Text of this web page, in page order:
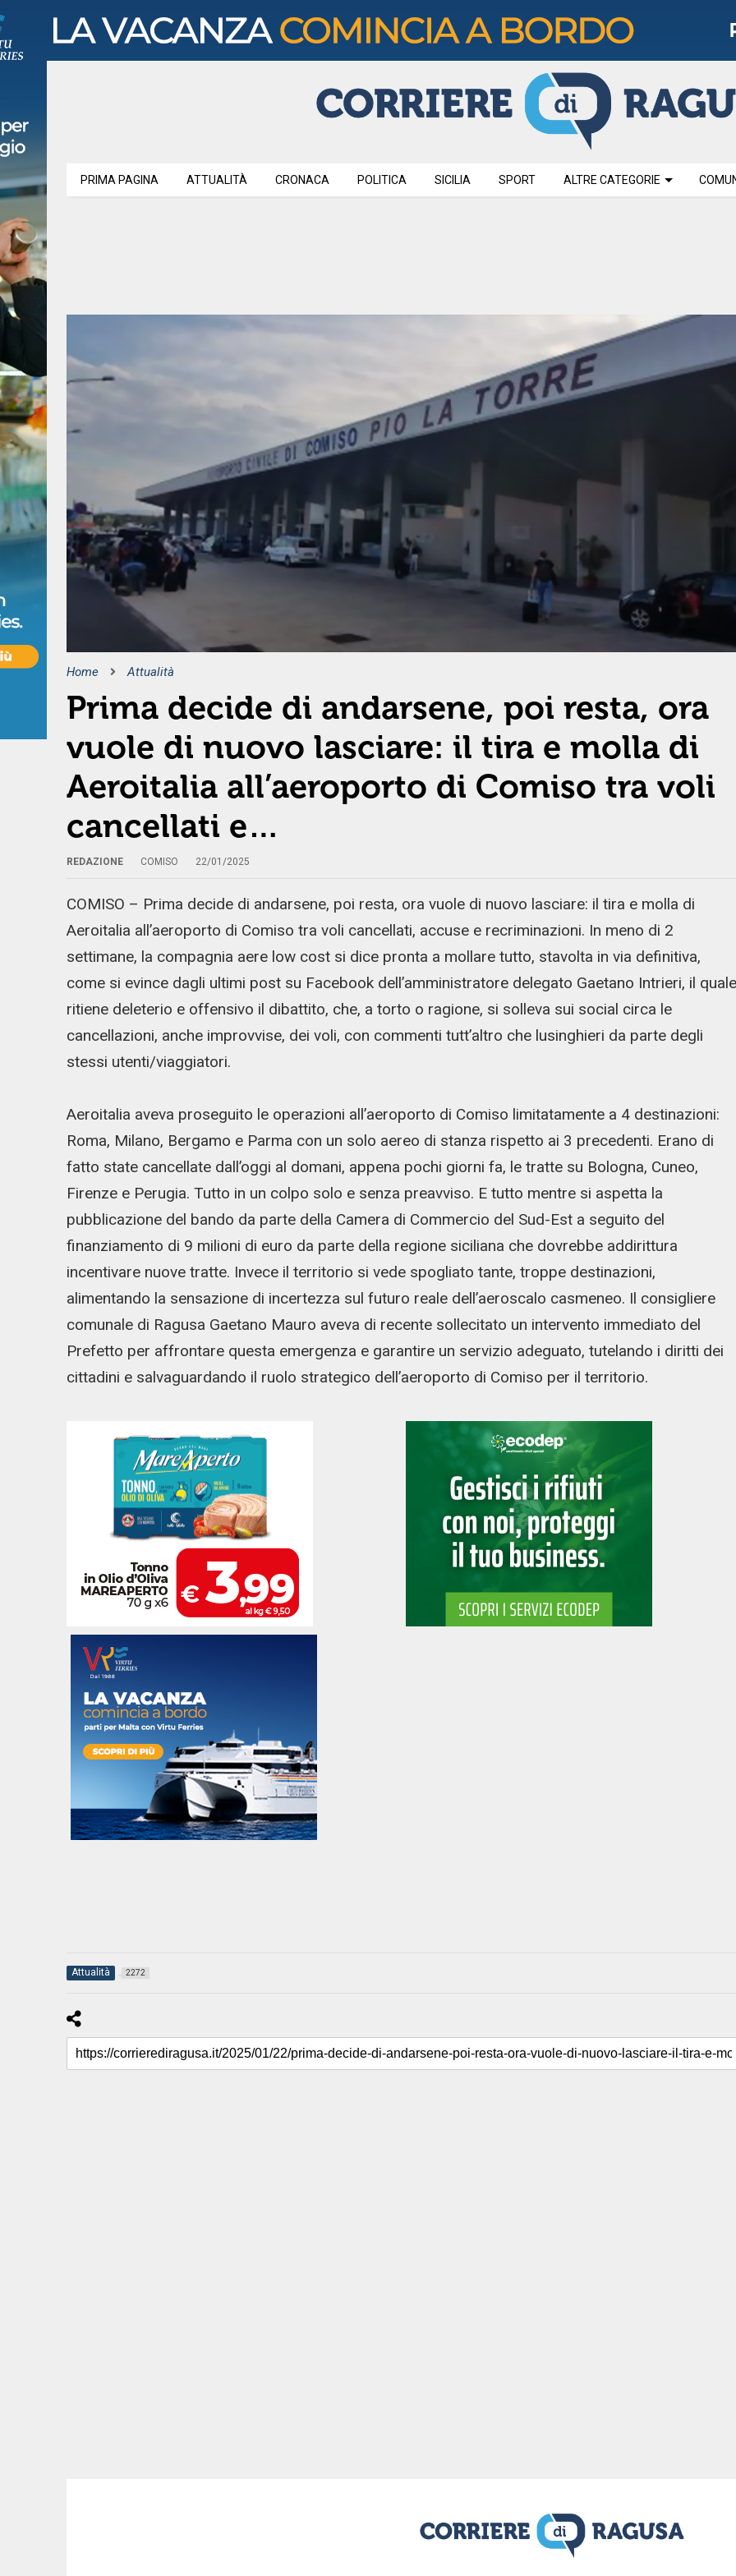
PRIMA PAGINA ATTUALITÀ CRONACA POLITICA SICILIA SPORT ALTRE CATEGORIE
Home Attualità
Prima decide di andarsene, poi resta, ora
vuole di nuovo lasciare: il tira e molla di
Aeroitalia all’aeroporto di Comiso tra voli
cancellati e…
REDAZIONE COMISO 22/01/2025
COMISO – Prima decide di andarsene, poi resta, ora vuole di nuovo lasciare: il tira e molla di
Aeroitalia all’aeroporto di Comiso tra voli cancellati, accuse e recriminazioni. In meno di 2
settimane, la compagnia aere low cost si dice pronta a mollare tutto, stavolta in via definitiva,
come si evince dagli ultimi post su Facebook dell’amministratore delegato Gaetano Intrieri, il quale
ritiene deleterio e offensivo il dibattito, che, a torto o ragione, si solleva sui social circa le
cancellazioni, anche improvvise, dei voli, con commenti tutt’altro che lusinghieri da parte degli
stessi utenti/viaggiatori.
Aeroitalia aveva proseguito le operazioni all’aeroporto di Comiso limitatamente a 4 destinazioni:
Roma, Milano, Bergamo e Parma con un solo aereo di stanza rispetto ai 3 precedenti. Erano di
fatto state cancellate dall’oggi al domani, appena pochi giorni fa, le tratte su Bologna, Cuneo,
Firenze e Perugia. Tutto in un colpo solo e senza preavviso. E tutto mentre si aspetta la
pubblicazione del bando da parte della Camera di Commercio del Sud-Est a seguito del
finanziamento di 9 milioni di euro da parte della regione siciliana che dovrebbe addirittura
incentivare nuove tratte. Invece il territorio si vede spogliato tante, troppe destinazioni,
alimentando la sensazione di incertezza sul futuro reale dell’aeroscalo casmeneo. Il consigliere
comunale di Ragusa Gaetano Mauro aveva di recente sollecitato un intervento immediato del
Prefetto per affrontare questa emergenza e garantire un servizio adeguato, tutelando i diritti dei
cittadini e salvaguardando il ruolo strategico dell’aeroporto di Comiso per il territorio.
Attualità 2272